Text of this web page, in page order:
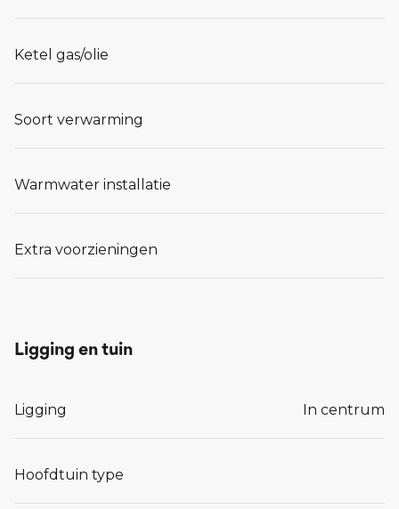
Ketel gas/olie
Soort verwarming
Warmwater installatie
Extra voorzieningen
Ligging en tuin
Ligging In centrum
Hoofdtuin type